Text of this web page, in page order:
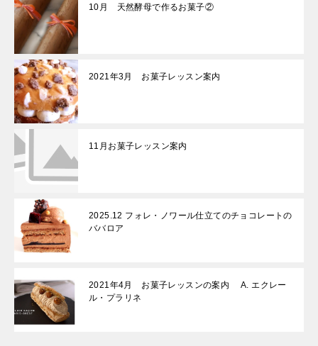
10月 天然酵母で作るお菓子②
2021年3月 お菓子レッスン案内
11月お菓子レッスン案内
2025.12 フォレ・ノワール仕立てのチョコレートの
ババロア
2021年4月 お菓子レッスンの案内 A. エクレー
ル・プラリネ